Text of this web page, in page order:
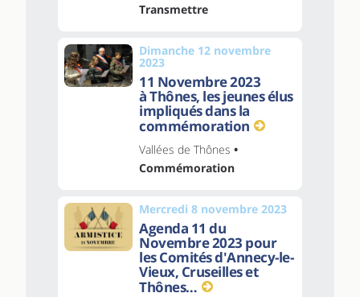
Transmettre
Dimanche 12 novembre
2023
11 Novembre 2023
à Thônes, les jeunes élus
impliqués dans la
commémoration
Vallées de Thônes •
Commémoration
Mercredi 8 novembre 2023
Agenda 11 du
Novembre 2023 pour
les Comités d'Annecy-le-
Vieux, Cruseilles et
Thônes…